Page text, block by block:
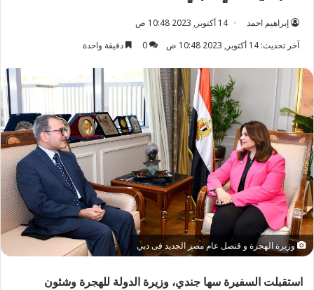
إبراهيم احمد
14 أكتوبر, 2023 10:48 ص
آخر تحديث: 14 أكتوبر, 2023 10:48 ص
0 دقيقة واحدة
وزيرة الهجرة و قنصل عام مصر الجديد فى دبي
استقبلت السفيرة سها جندي، وزيرة الدولة للهجرة وشئون